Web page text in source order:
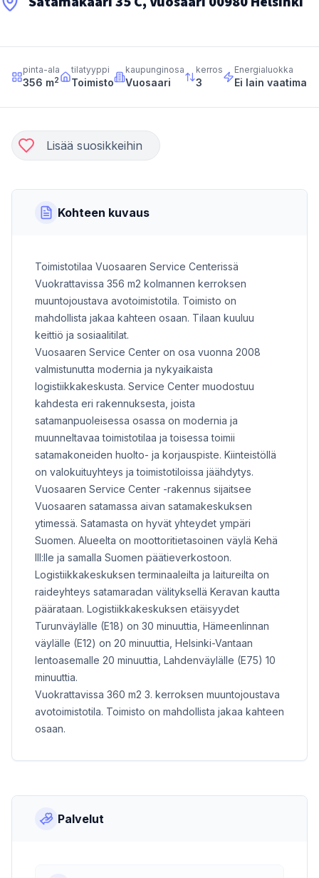
pinta-ala
356 m2
tilatyyppi
Toimisto
kaupunginosa
Vuosaari
kerros
3
Energialuokka
Ei lain
Lisää suosikkeihin
Kohteen kuvaus
Toimistotilaa Vuosaaren Service Centerissä
Vuokrattavissa 356 m2 kolmannen kerroksen
muuntojoustava avotoimistotila. Toimisto on
mahdollista jakaa kahteen osaan. Tilaan kuuluu
keittiö ja sosiaalitilat.
Vuosaaren Service Center on osa vuonna 2008
valmistunutta modernia ja nykyaikaista
logistiikkakeskusta. Service Center muodostuu
kahdesta eri rakennuksesta, joista
satamanpuoleisessa osassa on modernia ja
muunneltavaa toimistotilaa ja toisessa toimii
satamakoneiden huolto- ja korjauspiste. Kiinteistöllä
on valokuituyhteys ja toimistotiloissa jäähdytys.
Vuosaaren Service Center -rakennus sijaitsee
Vuosaaren satamassa aivan satamakeskuksen
ytimessä. Satamasta on hyvät yhteydet ympäri
Suomen. Alueelta on moottoritietasoinen väylä Kehä
III:lle ja samalla Suomen päätieverkostoon.
Logistiikkakeskuksen terminaaleilta ja laitureilta on
raideyhteys satamaradan välityksellä Keravan kautta
päärataan. Logistiikkakeskuksen etäisyydet
Turunväylälle (E18) on 30 minuuttia, Hämeenlinnan
väylälle (E12) on 20 minuuttia, Helsinki-Vantaan
lentoasemalle 20 minuuttia, Lahdenväylälle (E75) 10
minuuttia.
Vuokrattavissa 360 m2 3. kerroksen muuntojoustava
avotoimistotila. Toimisto on mahdollista jakaa kahteen
osaan.
Palvelut